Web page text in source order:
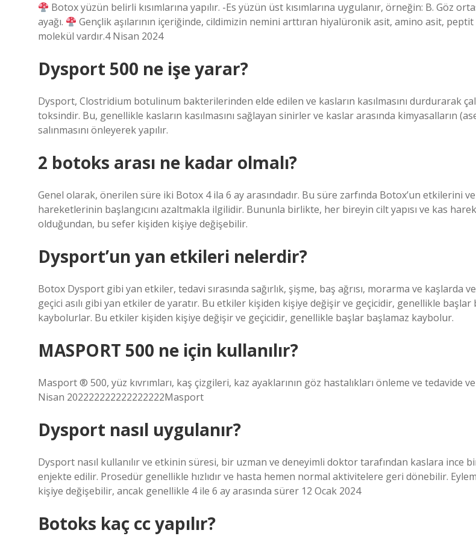
Botox yüzün belirli kısımlarına yapılır. -Es yüzün üst kısımlarına uygulanır, örneğin: B. Göz
ayağı.
Gençlik aşılarının içeriğinde, cildimizin nemini arttıran hiyalüronik asit, amino asit,
molekül vardır.4 Nisan 2024
Dysport 500 ne işe yarar?
Dysport, Clostridium botulinum bakterilerinden elde edilen ve kasların kasılmasını durdurarak
toksindir. Bu, genellikle kasların kasılmasını sağlayan sinirler ve kaslar arasında kimyasalların
salınmasını önleyerek yapılır.
2 botoks arası ne kadar olmalı?
Genel olarak, önerilen süre iki Botox 4 ila 6 ay arasındadır. Bu süre zarfında Botox’un etkilerini
hareketlerinin başlangıcını azaltmakla ilgilidir. Bununla birlikte, her bireyin cilt yapısı ve kas
olduğundan, bu sefer kişiden kişiye değişebilir.
Dysport’un yan etkileri nelerdir?
Botox Dysport gibi yan etkiler, tedavi sırasında sağırlık, şişme, baş ağrısı, morarma ve kaşlarda
geçici asılı gibi yan etkiler de yaratır. Bu etkiler kişiden kişiye değişir ve geçicidir, genellikle başlar
kaybolurlar. Bu etkiler kişiden kişiye değişir ve geçicidir, genellikle başlar başlamaz kaybolur.
MASPORT 500 ne için kullanılır?
Masport ® 500, yüz kıvrımları, kaş çizgileri, kaz ayaklarının göz hastalıkları önleme ve tedavide
Nisan 202222222222222222Masport
Dysport nasıl uygulanır?
Dysport nasıl kullanılır ve etkinin süresi, bir uzman ve deneyimli doktor tarafından kaslara ince
enjekte edilir. Prosedür genellikle hızlıdır ve hasta hemen normal aktivitelere geri dönebilir.
kişiye değişebilir, ancak genellikle 4 ile 6 ay arasında sürer 12 Ocak 2024
Botoks kaç cc yapılır?